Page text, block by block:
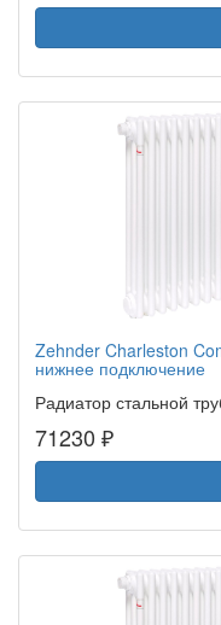
Zehnder Charleston
нижнее подключение
Радиатор стальной
71230 ₽